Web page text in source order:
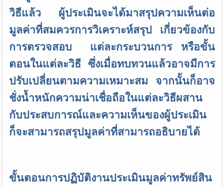
วิธีแล้ว ผู้ประเมินจะได้มาสรุปความเห็นต่อ
มูลค่าที่สมควรการวิเคราะห์สรุป เกี่ยวข้องกับ
การตรวจสอบ แต่ละกระบวนการ หรือขั้น
ตอนในแต่ละวิธี ซึ่งเมื่อทบทวนแล้วอาจมีการ
ปรับเปลี่ยนตามความเหมาะสม จากนั้นก็อาจ
ชั่งน้ำหนักความน่าเชื่อถือในแต่ละวิธีผสาน
กับประสบการณ์และความเห็นของผู้ประเมิน
ก็จะสามารถสรุปมูลค่าที่สามารถอธิบายได้
ขั้นตอนการปฏิบัติงานประเมินมูลค่าทรัพย์สิน